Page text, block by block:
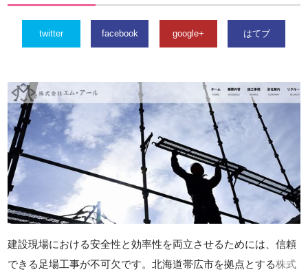
twitter facebook google+ はてブ
建設現場における安全性と効率性を両立させるためには、信頼
できる足場工事が不可欠です。北海道帯広市を拠点とする株式